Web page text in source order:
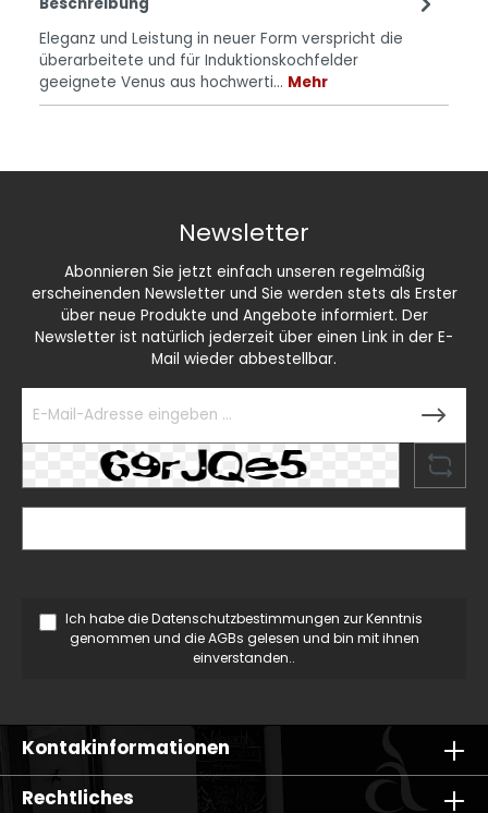
Eleganz und Leistung in neuer Form verspricht die
überarbeitete und für Induktionskochfelder
geeignete Venus aus hochwerti… Mehr
Newsletter
Abonnieren Sie jetzt einfach unseren regelmäßig
erscheinenden Newsletter und Sie werden stets als Erster
über neue Produkte und Angebote informiert. Der
Newsletter ist natürlich jederzeit über einen Link in der E-
Mail wieder abbestellbar.
Ich habe dieDatenschutzbestimmungen zur Kenntnis
genommen und dieAGBs gelesen und bin mit ihnen
einverstanden..
Kontakinformationen
Rechtliches